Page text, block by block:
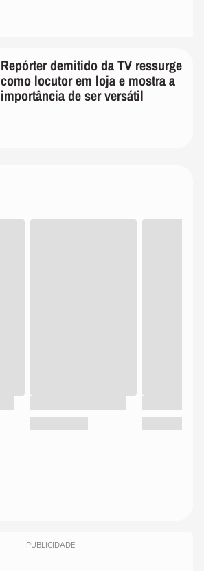
Repórter demitido da TV ressurge
como locutor em loja e mostra a
importância de ser versátil
PUBLICIDADE